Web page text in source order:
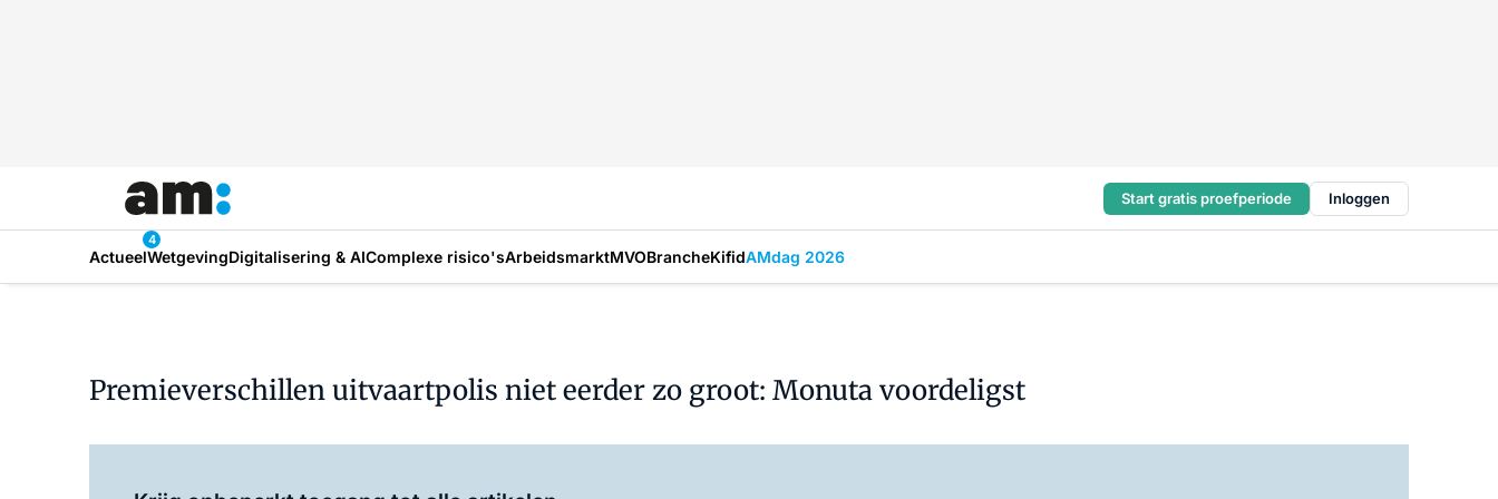
Start gratis proefperiode Inloggen
Actueel
4
WetgevingDigitalisering & AIComplexe risico'sArbeidsmarktMVOBrancheKifidAMdag 2026
Premieverschillen uitvaartpolis niet eerder zo groot: Monuta voordeligst